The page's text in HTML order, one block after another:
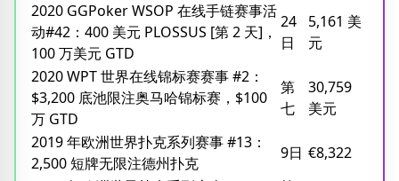
2020 GGPoker WSOP 在线手链赛事活
动#42：400 美元 PLOSSUS [第 2 天]，
100 万美元 GTD
24
日
5,161 美
元
2020 WPT 世界在线锦标赛赛事 #2：
$3,200 底池限注奥马哈锦标赛，$100
万 GTD
第
七
30,759
美元
2019 年欧洲世界扑克系列赛事 #13：
2,500 短牌无限注德州扑克
9日 €8,322